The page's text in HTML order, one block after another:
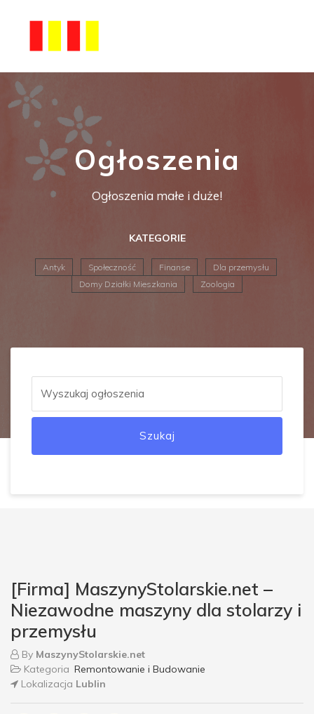
Ogłoszenia
Ogłoszenia małe i duże!
KATEGORIE
Antyk Społeczność Finanse
Dla przemysłu
Domy Działki Mieszkania
Zoologia
Szukaj
[Firma] MaszynyStolarskie.net –
Niezawodne maszyny dla stolarzy i
przemysłu
By MaszynyStolarskie.net
Kategoria Remontowanie i Budowanie
Lokalizacja Lublin